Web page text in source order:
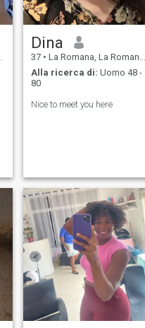
Dina
37 • La Romana, La Romana, Rep. Dominicana
Alla ricerca di: Uomo 48 -
80
Nice to meet you here